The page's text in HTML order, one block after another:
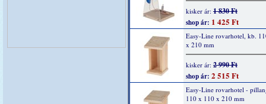
kisker ár: 1 830 Ft
shop ár: 1 425 Ft
Easy-Line rovarhotel, kb.
x 210 mm
kisker ár: 2 990 Ft
shop ár: 2 515 Ft
Easy-Line rovarhotel -
110 x 110 x 210 mm